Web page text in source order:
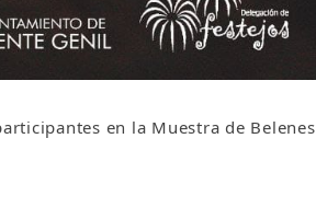
en la Muestra de Belenes